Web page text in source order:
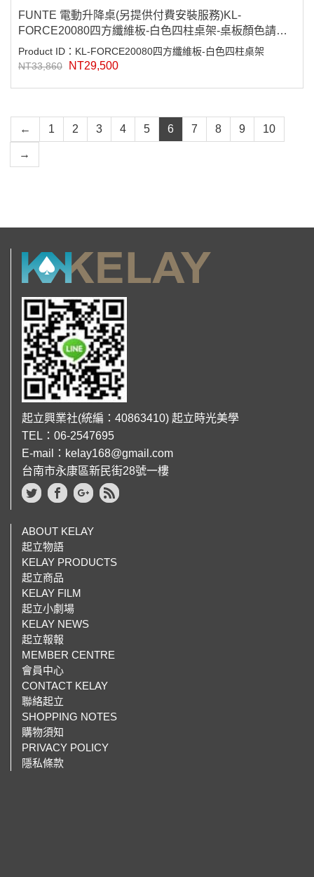
FUNTE 電動升降桌(另提供付費安裝服務)KL-
FORCE20080四方纖維板-白色四柱桌架-桌板顏色請備
註(八色可選)
Product ID：KL-FORCE20080四方纖維板-白色四柱桌架
NT33,860
NT29,500
← 1 2 3 4 5 6 7 8 9 10
→
起立興業社(統編：40863410) 起立時光美學
TEL：06-2547695
E-mail：kelay168@gmail.com
台南市永康區新民街28號一樓
ABOUT KELAY
起立物語
KELAY PRODUCTS
起立商品
KELAY FILM
起立小劇場
KELAY NEWS
起立報報
MEMBER CENTRE
會員中心
CONTACT KELAY
聯絡起立
SHOPPING NOTES
購物須知
PRIVACY POLICY
隱私條款